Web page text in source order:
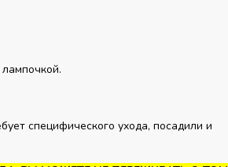
специфического ухода, посадили и